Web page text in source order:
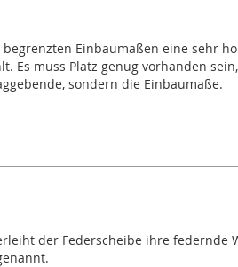
Einbaumaßen eine sehr
muss Platz genug vorhanden
sondern die Einbaumaße.
der Federscheibe ihre federnde